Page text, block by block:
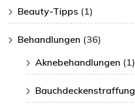
Beauty-Tipps (1)
Behandlungen (36)
Aknebehandlungen (1)
Bauchdeckenstraffung